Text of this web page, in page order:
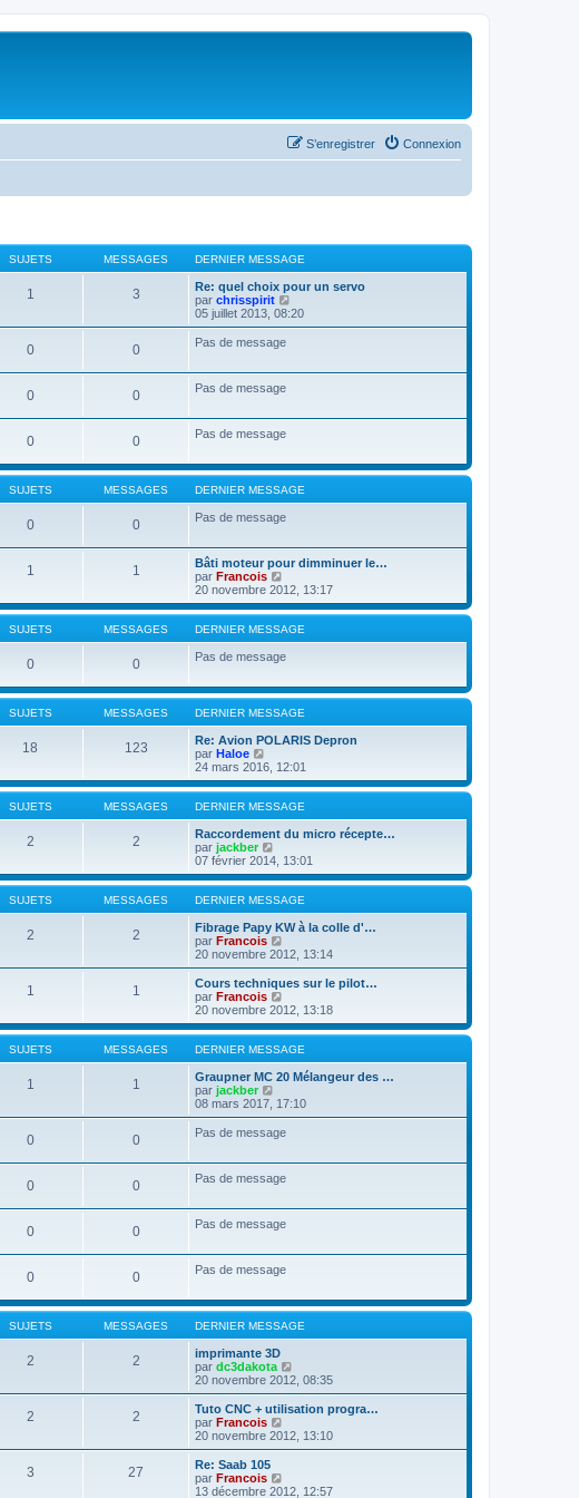
Connexion
S’enregistrer
SUJETS MESSAGES DERNIER MESSAGE
1 3
Re: quel choix pour un servo
par chrisspirit
o
i
d
n
m
e
e
05 juillet 2013, 08:20
0 0 Pas de message
0 0 Pas de message
0 0 Pas de message
SUJETS MESSAGES DERNIER MESSAGE
0 0 Pas de message
1 1
Bâti moteur pour dimminuer le…
par Francois
o
i
r
l
e
d
n
i
r
m
e
s
s
a
e
20 novembre 2012, 13:17
SUJETS MESSAGES DERNIER MESSAGE
0 0 Pas de message
SUJETS MESSAGES DERNIER MESSAGE
18 123
Re: Avion POLARIS Depron
par Haloe
o
i
r
l
e
d
e
r
n
i
e
r
m
e
s
s
a
g
e
24 mars 2016, 12:01
SUJETS MESSAGES DERNIER MESSAGE
2 2
Raccordement du micro récepte…
par jackber
o
i
r
l
e
d
e
r
n
i
e
r
e
s
s
a
e
07 février 2014, 13:01
SUJETS MESSAGES DERNIER MESSAGE
2 2
Fibrage Papy KW à la colle d'…
par Francois
o
i
r
e
e
r
n
i
r
s
a
g
20 novembre 2012, 13:14
1 1
Cours techniques sur le pilot…
par Francois
o
i
r
l
e
d
r
n
i
m
e
s
a
20 novembre 2012, 13:18
SUJETS MESSAGES DERNIER MESSAGE
1 1
Graupner MC 20 Mélangeur des …
par jackber
o
i
r
l
d
e
n
i
e
s
a
g
e
08 mars 2017, 17:10
0 0 Pas de message
0 0 Pas de message
0 0 Pas de message
0 0 Pas de message
SUJETS MESSAGES DERNIER MESSAGE
2 2
imprimante 3D
par dc3dakota
o
i
r
e
d
n
20 novembre 2012, 08:35
2 2
Tuto CNC + utilisation progra…
par Francois
o
i
e
20 novembre 2012, 13:10
3 27
Re: Saab 105
par Francois
o
13 décembre 2012, 12:57